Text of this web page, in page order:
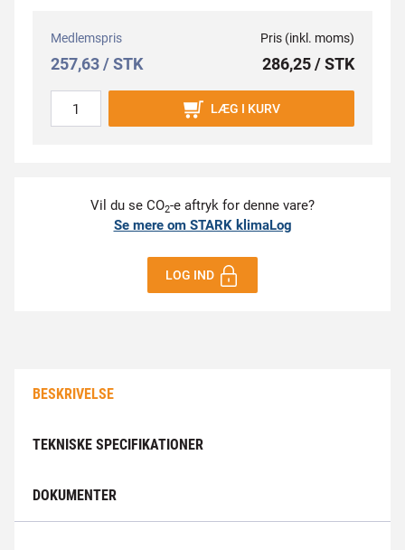
Medlemspris
257,63 / STK
Pris (inkl. moms)
286,25 / STK
LÆG I KURV
Vil du se CO2-e aftryk for denne vare?
Se mere om STARK klimaLog
LOG IND
BESKRIVELSE
TEKNISKE SPECIFIKATIONER
DOKUMENTER